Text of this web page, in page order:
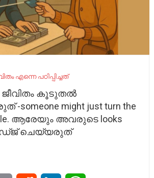
എന്നെ പഠിപ്പിച്ചത്
ജീവിതം കൂടുതൽ
someone might just turn the
ആരേയും അവരുടെ looks
ജഡ്ജ് ചെയ്യരുത്